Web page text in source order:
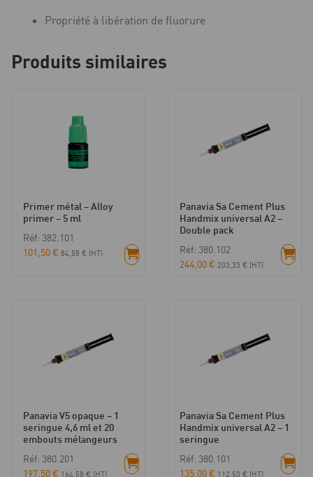
Propriété à libération de fluorure
Produits similaires
Primer métal – Alloy
primer – 5 ml
Réf: 382.101
101,50€ 84,58 € (HT)
Panavia Sa Cement Plus
Handmix universal A2 –
Double pack
Réf: 380.102
244,00€ 203,33 € (HT)
Panavia V5 opaque – 1
seringue 4,6 ml et 20
embouts mélangeurs
Réf: 380.201
197,50€ 164,58 € (HT)
Panavia Sa Cement Plus
Handmix universal A2 – 1
seringue
Réf: 380.101
135,00€ 112,50 € (HT)